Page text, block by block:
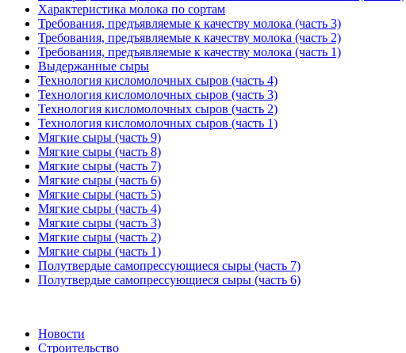
Характеристика молока по сортам
Требования, предъявляемые к качеству молока (часть 3)
Требования, предъявляемые к качеству молока (часть 2)
Требования, предъявляемые к качеству молока (часть 1)
Выдержанные сыры
Технология кисломолочных сыров (часть 4)
Технология кисломолочных сыров (часть 3)
Технология кисломолочных сыров (часть 2)
Технология кисломолочных сыров (часть 1)
Мягкие сыры (часть 9)
Мягкие сыры (часть 8)
Мягкие сыры (часть 7)
Мягкие сыры (часть 6)
Мягкие сыры (часть 5)
Мягкие сыры (часть 4)
Мягкие сыры (часть 3)
Мягкие сыры (часть 2)
Мягкие сыры (часть 1)
Полутвердые самопрессующиеся сыры (часть 7)
Полутвердые самопрессующиеся сыры (часть 6)
Новости
Строительство